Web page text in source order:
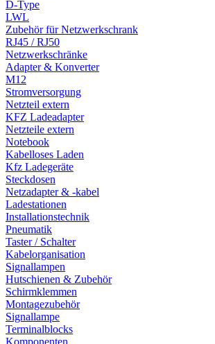
D-Type
LWL
Zubehör für Netzwerkschrank
RJ45 / RJ50
Netzwerkschränke
Adapter & Konverter
M12
Stromversorgung
Netzteil extern
KFZ Ladeadapter
Netzteile extern
Notebook
Kabelloses Laden
Kfz Ladegeräte
Steckdosen
Netzadapter & -kabel
Ladestationen
Installationstechnik
Pneumatik
Taster / Schalter
Kabelorganisation
Signallampen
Hutschienen & Zubehör
Schirmklemmen
Montagezubehör
Signallampe
Terminalblocks
Komponenten